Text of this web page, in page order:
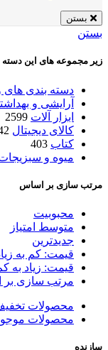
بستن
بستن
زیر مجموعه های این دسته
دسته بندی های
آرایشی و
ابزار آلات 2599
کالای دیجیتال
کتاب 403
میوه و
مرتب سازی بر اساس
محبوبیت
متوسط امتیاز
جدیدترین
قیمت: کم به
قیمت: زیاد به
مرتب سازی
محصولات
محصولات
سازنده